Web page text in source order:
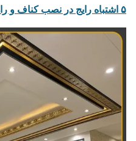
۵ اشتباه رایج در نصب کناف و راه‌حل آن‌ها